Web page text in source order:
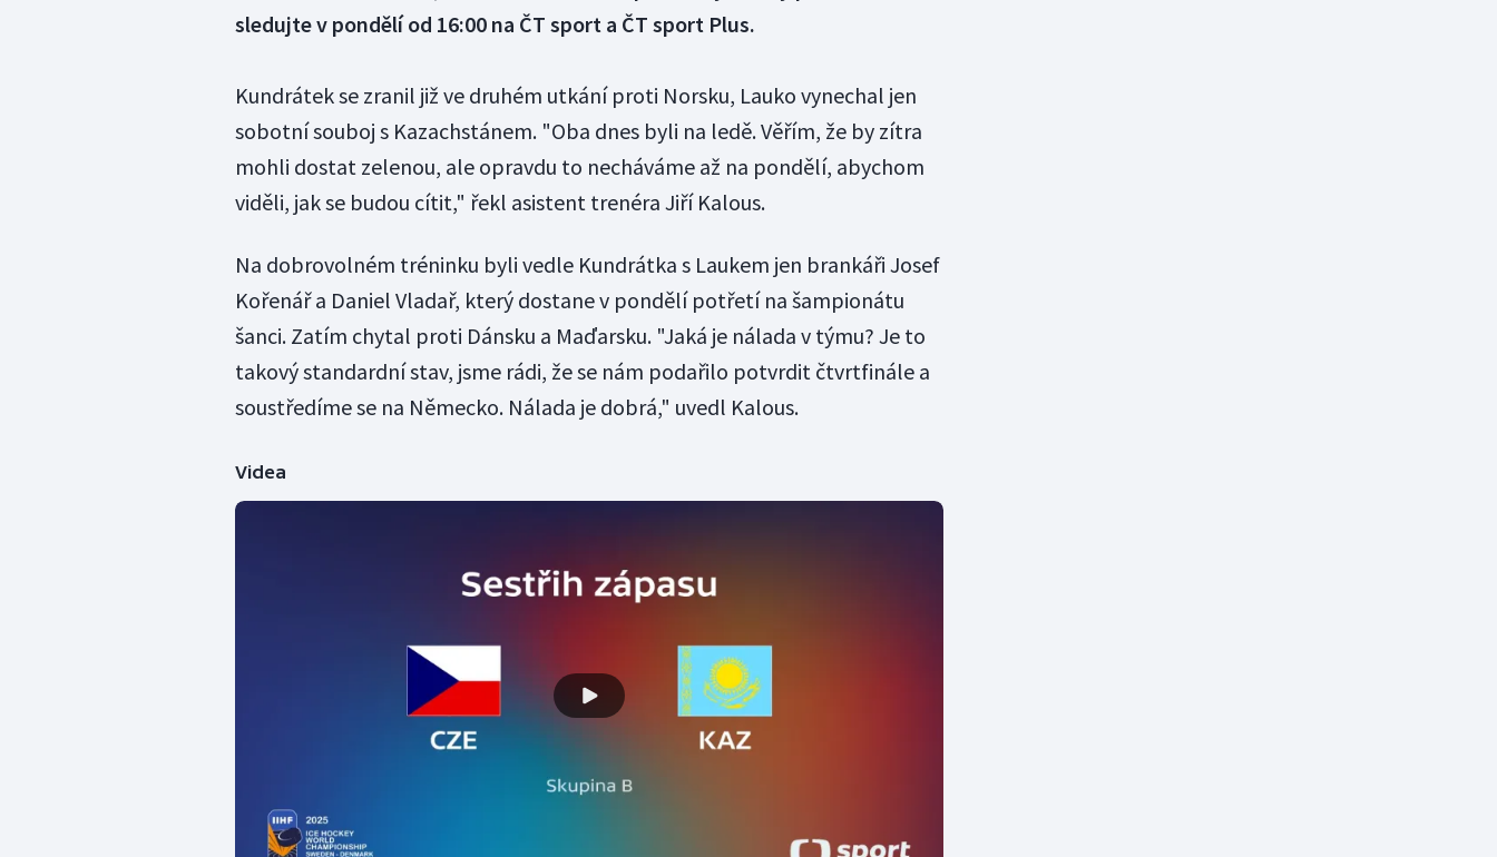
sledujte v pondělí od 16:00 na ČT sport a ČT sport Plus.
Kundrátek se zranil již ve druhém utkání proti Norsku, Lauko vynechal jen
sobotní souboj s Kazachstánem. "Oba dnes byli na ledě. Věřím, že by zítra
mohli dostat zelenou, ale opravdu to necháváme až na pondělí, abychom
viděli, jak se budou cítit," řekl asistent trenéra Jiří Kalous.
Na dobrovolném tréninku byli vedle Kundrátka s Laukem jen brankáři Josef
Kořenář a Daniel Vladař, který dostane v pondělí potřetí na šampionátu
šanci. Zatím chytal proti Dánsku a Maďarsku. "Jaká je nálada v týmu? Je to
takový standardní stav, jsme rádi, že se nám podařilo potvrdit čtvrtfinále a
soustředíme se na Německo. Nálada je dobrá," uvedl Kalous.
Videa